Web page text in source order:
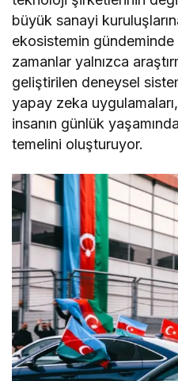
büyük sanayi
ekosistemin
zamanlar yalnızca
geliştirilen deneysel
yapay zeka
insanın günlük
temelini oluşturuyor.